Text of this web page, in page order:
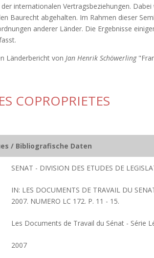
internationalen Vertragsbeziehungen.
Baurecht abgehalten. Im Rahmen dieser
anderer Länder. Die Ergebnisse
Länderbericht vonJan Henrik Schöwerling
COPROPRIETES
/ Bibliografische Daten
SENAT - DIVISION DES ETUDES DE
IN: LES DOCUMENTS DE TRAVAIL DU
2007. NUMERO LC 172. P. 11 - 15.
Les Documents de Travail du Sénat - Série
2007